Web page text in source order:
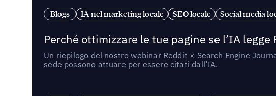
Blogs IA nel marketing locale SEO locale Social media
Perché ottimizzare le tue pagine se l’IA
Un riepilogo del nostro webinar Reddit × Search Engine
sede possono attuare per essere citati dall’IA.